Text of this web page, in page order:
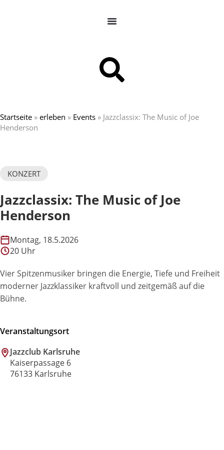
Startseite » erleben » Events » Jazzclassix: The Music of Joe
Henderson
KONZERT
Jazzclassix: The Music of Joe
Henderson
Montag, 18.5.2026
20 Uhr
Vier Spitzenmusiker bringen die Energie, Tiefe und Freiheit
moderner Jazzklassiker kraftvoll und zeitgemäß auf die
Bühne.
Veranstaltungsort
Jazzclub Karlsruhe
Kaiserpassage 6
76133 Karlsruhe